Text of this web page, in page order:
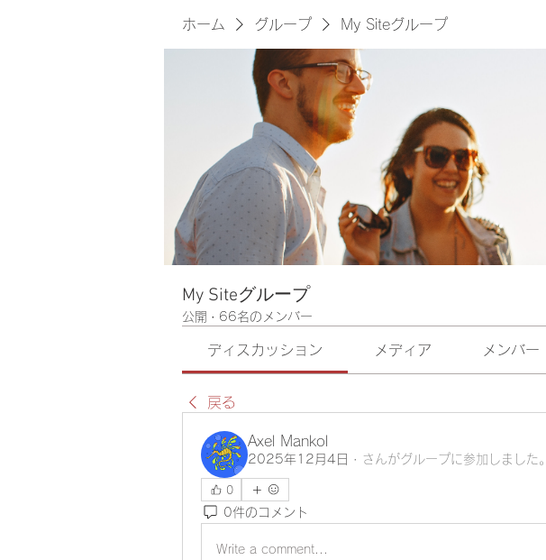
ホーム グループ My Siteグループ
My Siteグループ
公開 · 66名のメンバー
ディスカッション メディア メンバー
戻る
Axel Mankol
2025年12月4日 · さんがグループに参加しました。
0
0件のコメント
Write a comment...